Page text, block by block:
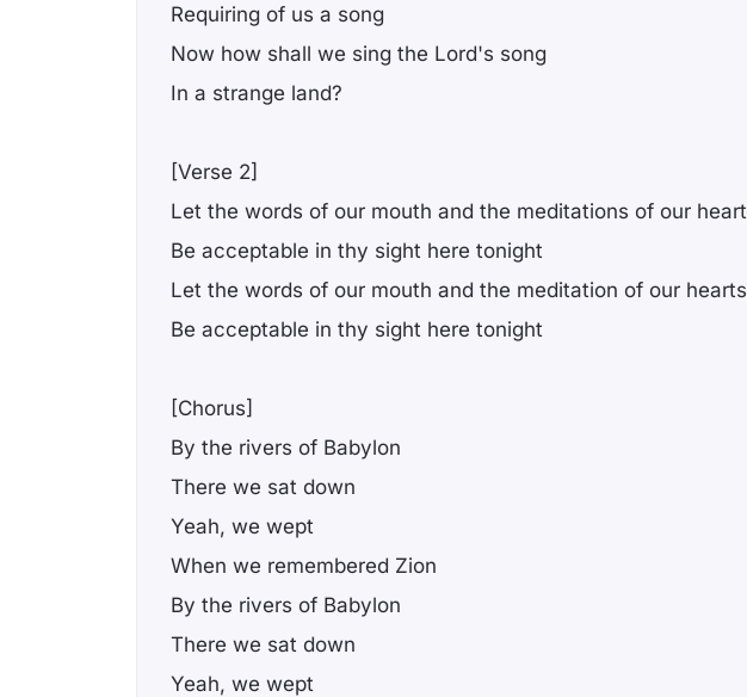
Requiring of us a song
Now how shall we sing the Lord's song
In a strange land?
[Verse 2]
Let the words of our mouth and the meditations of our heart
Be acceptable in thy sight here tonight
Let the words of our mouth and the meditation of our hearts
Be acceptable in thy sight here tonight
[Chorus]
By the rivers of Babylon
There we sat down
Yeah, we wept
When we remembered Zion
By the rivers of Babylon
There we sat down
Yeah, we wept